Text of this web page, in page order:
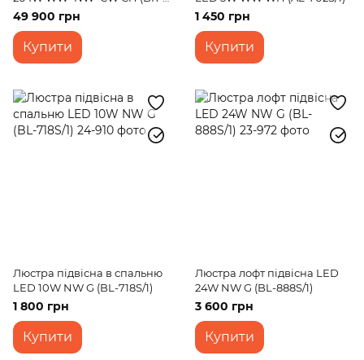
999S/7)
49 900 грн
Купити
1 450 грн
Купити
Люстра підвісна в спальню
LED 10W NW G (BL-718S/1)
1 800 грн
Купити
Люстра лофт підвісна LED
24W NW G (BL-888S/1)
3 600 грн
Купити